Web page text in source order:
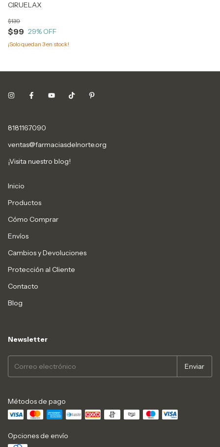
CIRUELAX
$99
$139
29% OFF
¡Solo quedan 3en stock!
8181167090
ventas@farmaciasdelnorte.org
¡Visita nuestro blog!
Inicio
Productos
Cómo Comprar
Envíos
Cambios y Devoluciones
Protección al Cliente
Contacto
Blog
Newsletter
Métodos de pago
Opciones de envío